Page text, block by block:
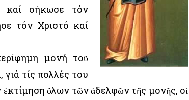
καί σήκωσε τόν
τόν Χριστό καί
μονή τοῦ
γιά τίς πολλές του
ὅλων τῶν ἀδελφῶν τῆς μονῆς, οἱ